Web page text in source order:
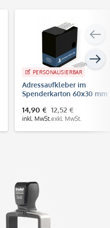
PERSONALISIERBAR
Adressaufkleber im
Spenderkarton 60x30 mm
farbig / großes Adressfeld
14,90 €
inkl. MwSt.
12,52 €
exkl. MwSt.